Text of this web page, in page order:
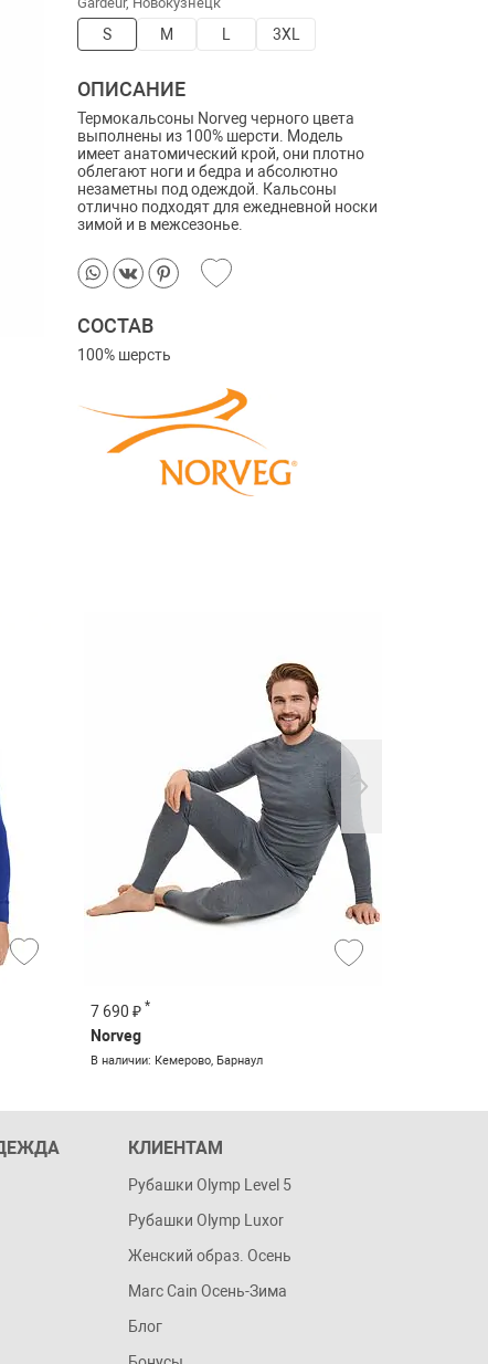
S M L 3XL
ОПИСАНИЕ
Термокальсоны Norveg черного цвета
выполнены из 100% шерсти. Модель
имеет анатомический крой, они плотно
облегают ноги и бедра и абсолютно
незаметны под одеждой. Кальсоны
отлично подходят для ежедневной носки
зимой и в межсезонье.
СОСТАВ
100% шерсть
7 690 ₽ *
Norveg
В наличии: Кемерово, Барнаул
КЛИЕНТАМ
Рубашки Olymp Level 5
Рубашки Olymp Luxor
Женский образ. Осень
Marc Cain Осень-Зима
Блог